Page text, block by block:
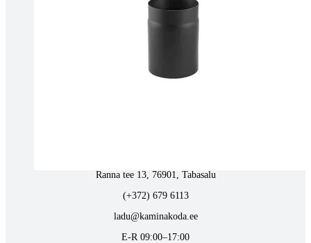
Tartus kivi töötlemine
vaino@raidkivi.ee
Ranna tee 13, 76901, Tabasalu
(+372) 679 6113
ladu@kaminakoda.ee
E-R 09:00–17:00